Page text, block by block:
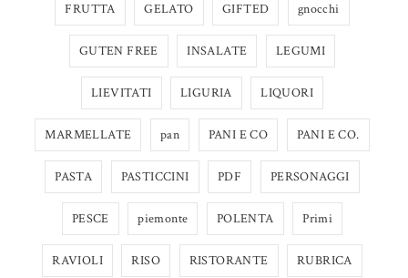
FRUTTA GELATO GIFTED gnocchi
GUTEN FREE INSALATE LEGUMI
LIEVITATI LIGURIA LIQUORI
MARMELLATE pan PANI E CO PANI E CO.
PASTA PASTICCINI PDF PERSONAGGI
PESCE piemonte POLENTA Primi
RAVIOLI RISO RISTORANTE RUBRICA